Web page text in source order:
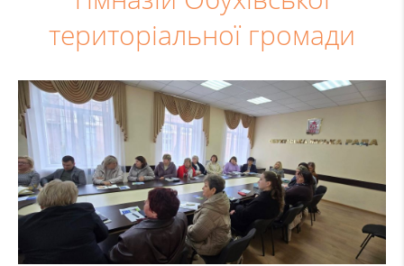
територіальної громади